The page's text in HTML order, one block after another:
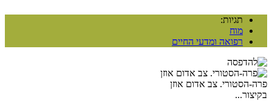
תגיות:
מוח
רפואה ומדעי החיים
פרה-הסטורי. צב אדום אוזן
בקיצור...